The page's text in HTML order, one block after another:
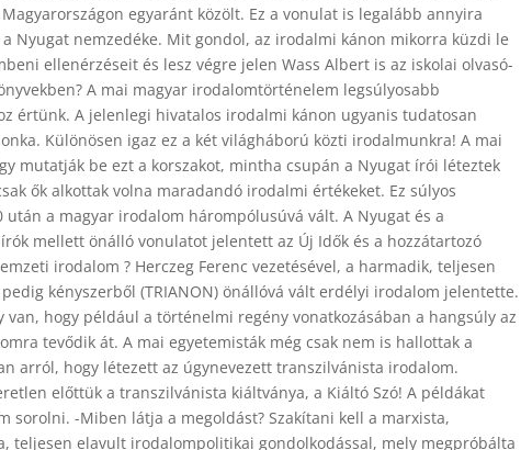
egyaránt közölt. Ez a vonulat is legalább annyira
Nyugat nemzedéke. Mit gondol, az irodalmi kánon mikorra küzdi le
ellenérzéseit és lesz végre jelen Wass Albert is az iskolai olvasó-
A mai magyar irodalomtörténelem legsúlyosabb
értünk. A jelenlegi hivatalos irodalmi kánon ugyanis tudatosan
Különösen igaz ez a két világháború közti irodalmunkra! A mai
mutatják be ezt a korszakot, mintha csupán a Nyugat írói léteztek
ők alkottak volna maradandó irodalmi értékeket. Ez súlyos
után a magyar irodalom hárompólusúvá vált. A Nyugat és a
mellett önálló vonulatot jelentett az Új Idők és a hozzátartozó
irodalom ? Herczeg Ferenc vezetésével, a harmadik, teljesen
kényszerből (TRIANON) önállóvá vált erdélyi irodalom jelentette.
van, hogy például a történelmi regény vonatkozásában a hangsúly az
tevődik át. A mai egyetemisták még csak nem is hallottak a
arról, hogy létezett az úgynevezett transzilvánista irodalom.
előttük a transzilvánista kiáltványa, a Kiáltó Szó! A példákat
sorolni. -Miben látja a megoldást? Szakítani kell a marxista,
teljesen elavult irodalompolitikai gondolkodással, mely megpróbálta